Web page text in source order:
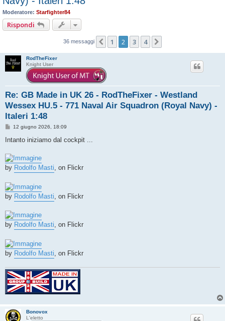
Moderatore: Starfighter84
Rispondi
36 messaggi Precedente
1 2 3 4
RodTheFixer
Knight User
Re: GB Made in UK 26 - RodTheFixer - Westland
Wessex HU.5 - 771 Naval Air Squadron (Royal Navy) -
Italeri 1:48
M
s
g
g
i
12 giugno 2026, 18:09
Intanto iniziamo dal cockpit ...
by Rodolfo Masti, on Flickr
by Rodolfo Masti , on Flickr
by Rodolfo Masti, on Flickr
by Rodolfo Masti , on Flickr
Bonovox
L'eletto